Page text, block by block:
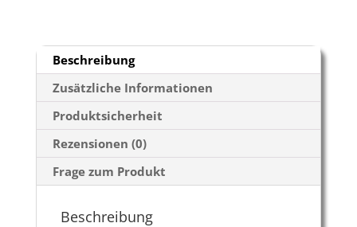
Beschreibung
Zusätzliche Informationen
Produktsicherheit
Rezensionen (0)
Frage zum Produkt
Beschreibung